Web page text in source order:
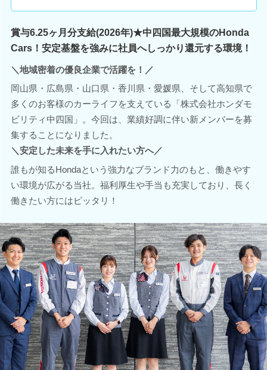
賞与6.25ヶ月分支給(2026年)★中四国最大規模のHonda
Cars！安定基盤を強みに社員へしっかり還元する環境！
＼地域密着の優良企業で活躍を！／
岡山県・広島県・山口県・香川県・愛媛県、そして高知県で
多くのお客様のカーライフを支えている「株式会社ホンダモ
ビリティ中四国」。今回は、業績好調に伴い新メンバーを募
集することになりました。
＼安定した未来を手に入れたい方へ／
誰もが知るHondaという強力なブランド力のもと、働きやす
い環境が広がる当社。福利厚生や手当も充実しており、長く
働きたい方にはピッタリ！